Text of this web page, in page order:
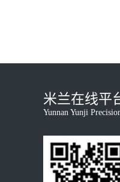
米兰在线平
Yunnan Yunji